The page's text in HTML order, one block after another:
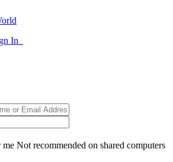
In
me Not recommended on shared computers